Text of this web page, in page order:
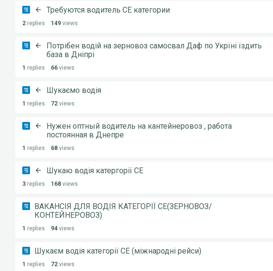
Требуются водитель СЕ категории
2 replies 149 views
Потрібен водій на зерновоз самосвал Даф по Укрїні їздить
база в Дніпрі
1 replies 66 views
Шукаємо водія
1 replies 72 views
Нужен оптный водитель на кантейнеровоз , работа
постоянная в Днепре
1 replies 68 views
Шукаю водія катергорії СЕ
3 replies 168 views
ВАКАНСІЯ ДЛЯ ВОДІЯ КАТЕГОРІЇ CE(ЗЕРНОВОЗ/
КОНТЕЙНЕРОВОЗ)
1 replies 94 views
Шукаєм водія категорії СЕ (міжнародні рейси)
1 replies 72 views